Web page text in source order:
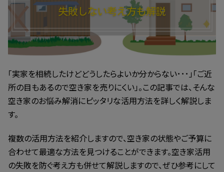
「実家を相続したけどどうしたらよいか分からない･･･」「ご近
所の目もあるので空き家を売りにくい」。この記事では、そんな
空き家のお悩み解消にピッタリな活用方法を詳しく解説しま
す。
複数の活用方法を紹介しますので、空き家の状態やご予算に
合わせて最適な方法を見つけることができます。空き家活用
の失敗を防ぐ考え方も併せて解説しますので、ぜひ参考にして